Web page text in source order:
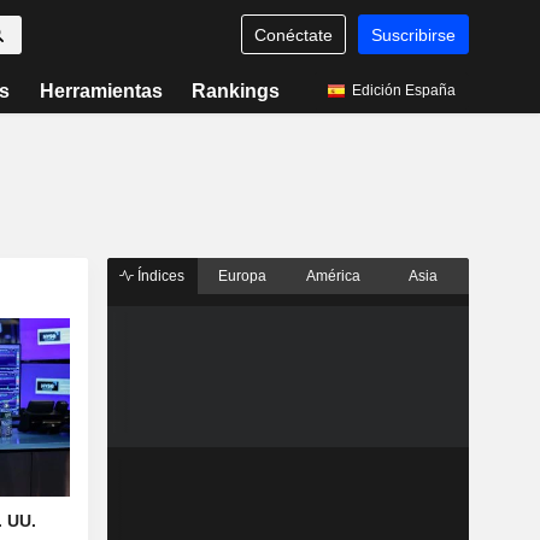
Conéctate Suscribirse
Herramientas Rankings Edición España
Índices Europa América Asia